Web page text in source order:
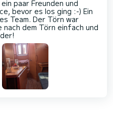
paar Freunden und
bevor es los ging :-) Ein
Team. Der Törn war
nach dem Törn einfach und